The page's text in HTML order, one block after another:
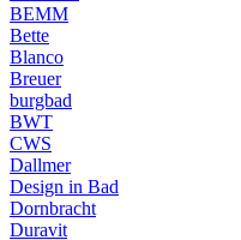
BEMM
Bette
Blanco
Breuer
burgbad
BWT
CWS
Dallmer
Design in Bad
Dornbracht
Duravit